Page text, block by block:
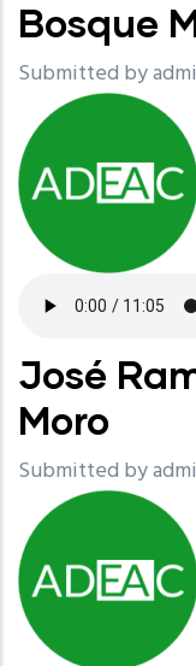
Bosque
Submitted by
José
Moro
Submitted by